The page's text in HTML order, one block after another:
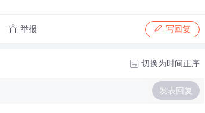
举报 写回复
切换为时间正序
发表回复